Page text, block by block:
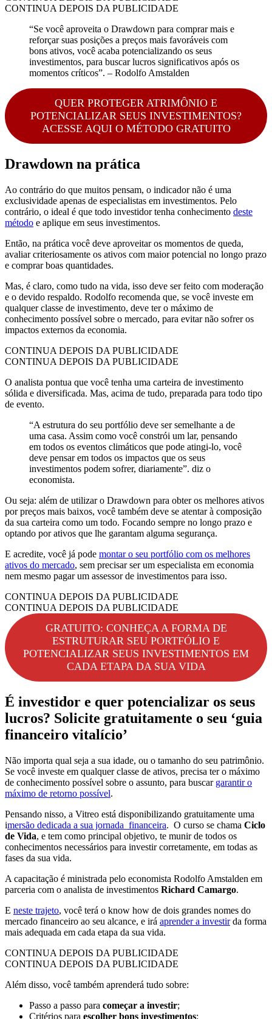
CONTINUA DEPOIS DA PUBLICIDADE
“Se você aproveita o Drawdown para comprar mais e
reforçar suas posições a preços mais favoráveis com
bons ativos, você acaba potencializando os seus
investimentos, para buscar lucros significativos após os
momentos críticos”. – Rodolfo Amstalden
QUER PROTEGER ATRIMÔNIO E
POTENCIALIZAR SEUS INVESTIMENTOS?
ACESSE AQUI O MÉTODO GRATUITO
Drawdown na prática
Ao contrário do que muitos pensam, o indicador não é uma
exclusividade apenas de especialistas em investimentos. Pelo
contrário, o ideal é que todo investidor tenha conhecimento deste
método e aplique em seus investimentos.
Então, na prática você deve aproveitar os momentos de queda,
avaliar criteriosamente os ativos com maior potencial no longo prazo
e comprar boas quantidades.
Mas, é claro, como tudo na vida, isso deve ser feito com moderação
e o devido respaldo. Rodolfo recomenda que, se você investe em
qualquer classe de investimento, deve ter o máximo de
conhecimento possível sobre o mercado, para evitar não sofrer os
impactos externos da economia.
CONTINUA DEPOIS DA PUBLICIDADE
CONTINUA DEPOIS DA PUBLICIDADE
O analista pontua que você tenha uma carteira de investimento
sólida e diversificada. Mas, acima de tudo, preparada para todo tipo
de evento.
“A estrutura do seu portfólio deve ser semelhante a de
uma casa. Assim como você constrói um lar, pensando
em todos os eventos climáticos que pode atingi-lo, você
deve pensar em todos os impactos que os seus
investimentos podem sofrer, diariamente”. diz o
economista.
Ou seja: além de utilizar o Drawdown para obter os melhores ativos
por preços mais baixos, você também deve se atentar à composição
da sua carteira como um todo. Focando sempre no longo prazo e
optando por ativos que lhe garantam alguma segurança.
E acredite, você já pode montar o seu portfólio com os melhores
ativos do mercado, sem precisar ser um especialista em economia
nem mesmo pagar um assessor de investimentos para isso.
CONTINUA DEPOIS DA PUBLICIDADE
CONTINUA DEPOIS DA PUBLICIDADE
GRATUITO: CONHEÇA A FORMA DE
ESTRUTURAR SEU PORTFÓLIO E
POTENCIALIZAR SEUS INVESTIMENTOS EM
CADA ETAPA DA SUA VIDA
É investidor e quer potencializar os seus
lucros? Solicite gratuitamente o seu ‘guia
financeiro vitalício’
Não importa qual seja a sua idade, ou o tamanho do seu patrimônio.
Se você investe em qualquer classe de ativos, precisa ter o máximo
de conhecimento possível sobre o assunto, para buscar garantir o
máximo de retorno possível.
Pensando nisso, a Vitreo está disponibilizando gratuitamente uma
imersão dedicada a sua jornada financeira. O curso se chama Ciclo
de Vida, e tem como principal objetivo, te munir de todos os
conhecimentos necessários para investir corretamente, em todas as
fases da sua vida.
A capacitação é ministrada pelo economista Rodolfo Amstalden em
parceria com o analista de investimentos Richard Camargo.
E neste trajeto, você terá o know how de dois grandes nomes do
mercado financeiro ao seu alcance, e irá aprender a investirda forma
mais adequada em cada etapa da sua vida.
CONTINUA DEPOIS DA PUBLICIDADE
CONTINUA DEPOIS DA PUBLICIDADE
Além disso, você também aprenderá tudo sobre:
Passo a passo para começar a investir;
Critérios para escolher bons investimentos;